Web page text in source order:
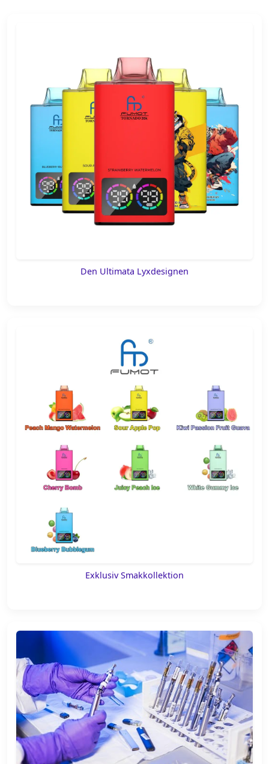
Den Ultimata Lyxdesignen
Exklusiv Smakkollektion